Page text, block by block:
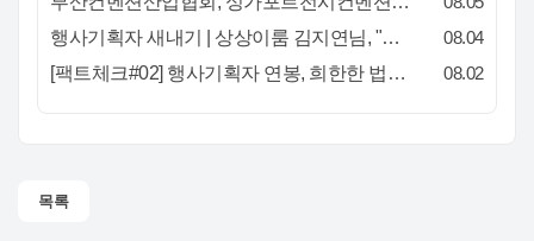
행사기획자 새내기 | 상상이룸 김지연님, "내 맘대로, 내 뜻대로 행사를 만든다
08.04
[팩트체크#02] 행사기획자 연봉, 희한한 법칙~ '첨에는 비실, 3년만 지나면 튼실'
08.02
목록